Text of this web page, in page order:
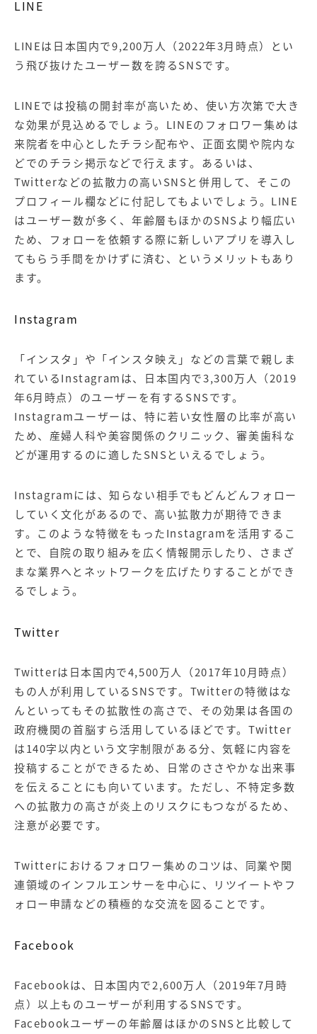
LINE
LINEは日本国内で9,200万人（2022年3月時点）とい
う飛び抜けたユーザー数を誇るSNSです。
LINEでは投稿の開封率が高いため、使い方次第で大き
な効果が見込めるでしょう。LINEのフォロワー集めは
来院者を中心としたチラシ配布や、正面玄関や院内な
どでのチラシ掲示などで行えます。あるいは、
Twitterなどの拡散力の高いSNSと併用して、そこの
プロフィール欄などに付記してもよいでしょう。LINE
はユーザー数が多く、年齢層もほかのSNSより幅広い
ため、フォローを依頼する際に新しいアプリを導入し
てもらう手間をかけずに済む、というメリットもあり
ます。
Instagram
「インスタ」や「インスタ映え」などの言葉で親しま
れているInstagramは、日本国内で3,300万人（2019
年6月時点）のユーザーを有するSNSです。
Instagramユーザーは、特に若い女性層の比率が高い
ため、産婦人科や美容関係のクリニック、審美歯科な
どが運用するのに適したSNSといえるでしょう。
Instagramには、知らない相手でもどんどんフォロー
していく文化があるので、高い拡散力が期待できま
す。このような特徴をもったInstagramを活用するこ
とで、自院の取り組みを広く情報開示したり、さまざ
まな業界へとネットワークを広げたりすることができ
るでしょう。
Twitter
Twitterは日本国内で4,500万人（2017年10月時点）
もの人が利用しているSNSです。Twitterの特徴はな
んといってもその拡散性の高さで、その効果は各国の
政府機関の首脳すら活用しているほどです。Twitter
は140字以内という文字制限がある分、気軽に内容を
投稿することができるため、日常のささやかな出来事
を伝えることにも向いています。ただし、不特定多数
への拡散力の高さが炎上のリスクにもつながるため、
注意が必要です。
Twitterにおけるフォロワー集めのコツは、同業や関
連領域のインフルエンサーを中心に、リツイートやフ
ォロー申請などの積極的な交流を図ることです。
Facebook
Facebookは、日本国内で2,600万人（2019年7月時
点）以上ものユーザーが利用するSNSです。
Facebookユーザーの年齢層はほかのSNSと比較して